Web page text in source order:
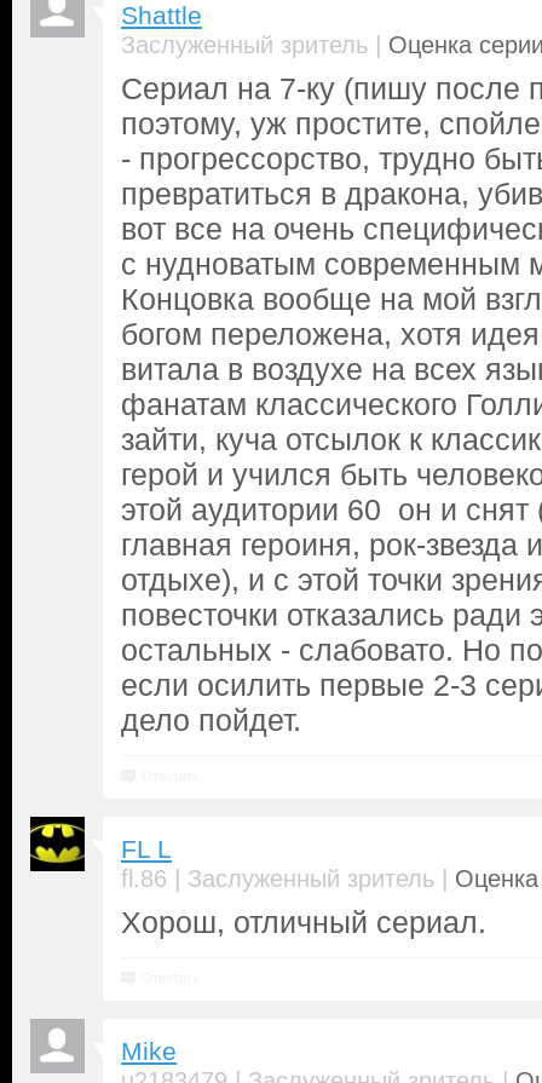
Shattle
Заслуженный зритель | Оценка
Сериал на 7-ку (пишу после
поэтому, уж простите,
- прогрессорство, трудно
превратиться в дракона,
вот все на очень
с нудноватым современным
Концовка вообще на мой
богом переложена, хотя
витала в воздухе на всех
фанатам классического
зайти, куча отсылок к
герой и учился быть
этой аудитории 60 он и снят
главная героиня, рок-звезда
отдыхе), и с этой точки
повесточки отказались ради
остальных - слабовато. Но
если осилить первые 2-3
дело пойдет.
FL L
fl.86 | Заслуженный зритель |
Хорош, отличный сериал.
Mike